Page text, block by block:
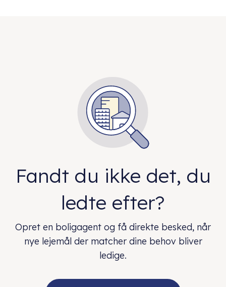
Fandt du ikke det, du
ledte efter?
Opret en boligagent og få direkte besked, når
nye lejemål der matcher dine behov bliver
ledige.